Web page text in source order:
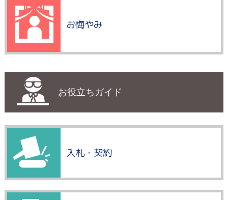
お悔やみ
お役立ちガイド
入札・契約